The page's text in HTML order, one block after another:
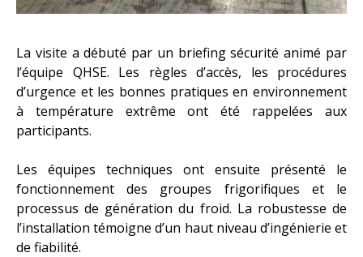
La visite a débuté par un briefing sécurité animé par
l’équipe QHSE. Les règles d’accès, les procédures
d’urgence et les bonnes pratiques en environnement
à température extrême ont été rappelées aux
participants.
Les équipes techniques ont ensuite présenté le
fonctionnement des groupes frigorifiques et le
processus de génération du froid. La robustesse de
l’installation témoigne d’un haut niveau d’ingénierie et
de fiabilité.